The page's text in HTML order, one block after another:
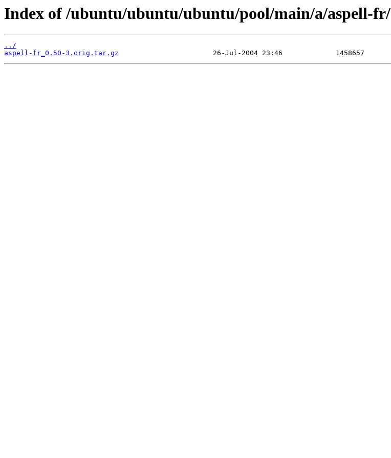
Index of /ubuntu/ubuntu/ubuntu/pool/main/a/aspell-fr/
../
aspell-fr_0.50-3.orig.tar.gz